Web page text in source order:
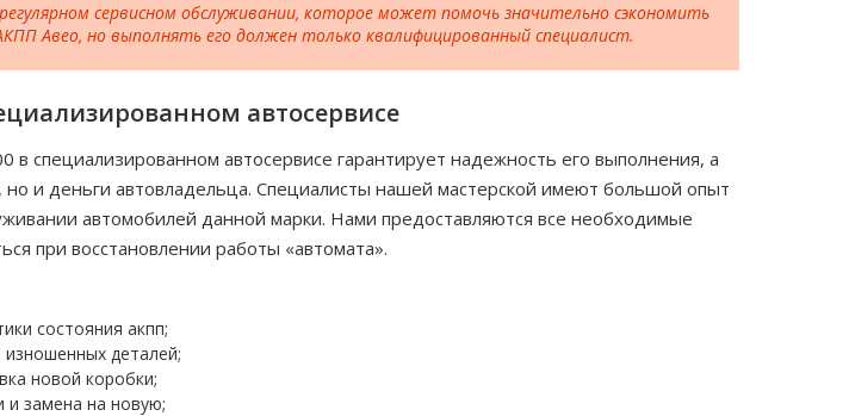
сервисном обслуживании, которое может помочь значительно сэкономить
Авео, но выполнять его должен только квалифицированный специалист.
автосервисе
специализированном автосервисе гарантирует надежность его выполнения, а
но и деньги автовладельца. Специалисты нашей мастерской имеют большой опыт
автомобилей данной марки. Нами предоставляются все необходимые
при восстановлении работы «автомата».
состояния акпп;
изношенных деталей;
новой коробки;
и замена на новую;